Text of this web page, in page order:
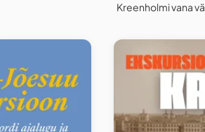
Kreenholmi vana